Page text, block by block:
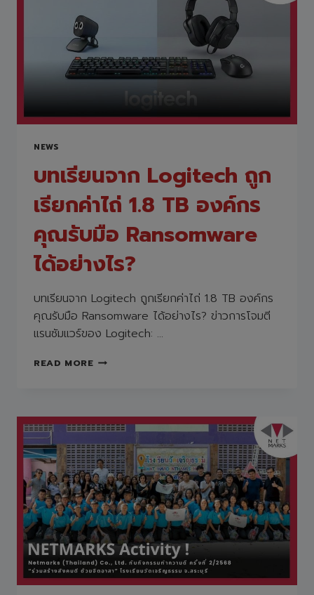
ด้าน
SASE
SPECIALIZATION
จาก
FORTINET
ระดับ
ไซเบอร์
มาตรฐาน
ระดับ
โลก
NEWS
บทเรียนจาก Logitech ถูก
เรียกค่าไถ่ 1.8 TB องค์กร
คุณรับมือ Ransomware
ได้อย่างไร?
บทเรียนจาก Logitech ถูกเรียกค่าไถ่ 1.8 TB องค์กร
คุณรับมือ Ransomware ได้อย่างไร? ข่าวการโจมตี
แรนซัมแวร์ของ Logitech: …
READ MOREบท
ถูก
เรียก
ค่า
ไถ่
1.8
TB
องค์กร
คุณ
รับมือ
RANSOMWARE
ได้
อย่างไร?